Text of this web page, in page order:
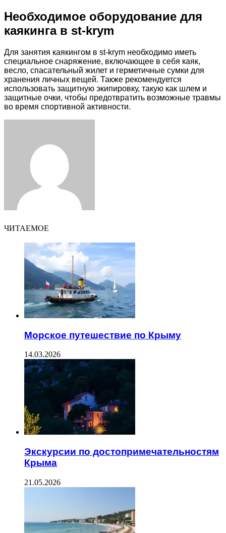
Необходимое оборудование для
каякинга в st-krym
Для занятия каякингом в st-krym необходимо иметь
специальное снаряжение, включающее в себя каяк,
весло, спасательный жилет и герметичные сумки для
хранения личных вещей. Также рекомендуется
использовать защитную экипировку, такую как шлем и
защитные очки, чтобы предотвратить возможные травмы
во время спортивной активности.
ЧИТАЕМОЕ
Морское путешествие по Крыму
14.03.2026
Экскурсии по достопримечательностям
Крыма
21.05.2026